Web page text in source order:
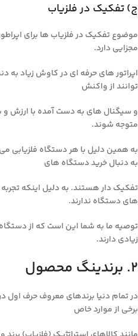
ج) تفکیک در فلزیاب
موضوع تفکیک در فلزیاب ها برای
مجزایی دارد.
اپراتور های حرفه ای در کاوش زیاد به
توانند از واکنش
و سیگنال های به دست آمده با ارزش و
متوجه شوند.
به همین دلیل با هر دستگاه فلزیابی می
به دنبال خرید دستگاه های
تفکیک دار هستند. به دلیل اینکه
های دستگاه ندارند.
توصیه ما به شما این است که از
زیادی دارند.
۲. برندینگ محصول
در تمام دنیا برندهای معروف حرف اول
برخی از موارد خاص